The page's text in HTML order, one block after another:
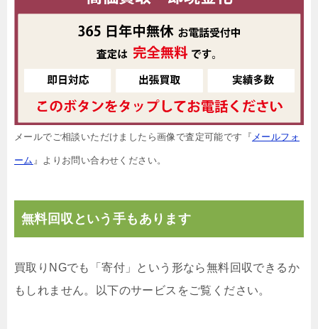
メールでご相談いただけましたら画像で査定可能です『 メールフォ
ーム 』よりお問い合わせください。
無料回収という手もあります
買取りNGでも「寄付」という形なら無料回収できるか
もしれません。以下のサービスをご覧ください。